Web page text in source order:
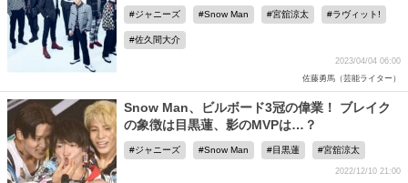
ジャニーズ Snow Man 宮舘涼太 ラヴィット!
佐久間大介
2023/04/04 06:00
佐藤勇馬（芸能ライター）
Snow Man、ビルボード3冠の偉業！ ブレイク
の象徴は目黒蓮、影のMVPは…？
ジャニーズ Snow Man 目黒蓮 宮舘涼太
2022/12/10 21:00